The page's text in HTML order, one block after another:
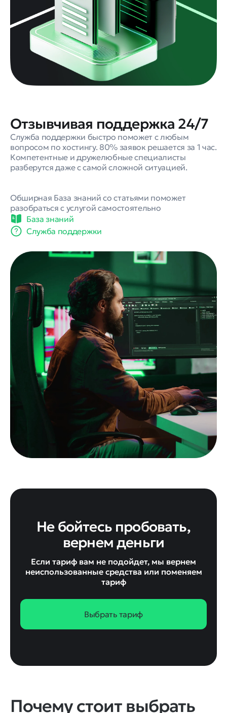
Отзывчивая поддержка 24/7
Служба поддержки быстро поможет с любым
вопросом по хостингу. 80% заявок решается за 1 час.
Компетентные и дружелюбные специалисты
разберутся даже с самой сложной ситуацией.
Обширная База знаний со статьями поможет
База знаний
Служба поддержки
Не бойтесь пробовать,
вернем деньги
Если тариф вам не подойдет, мы вернем
неиспользованные средства или поменяем
тариф
Выбрать тариф
Почему стоит выбрать